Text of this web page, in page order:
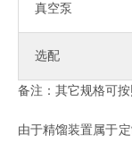
真空泵
选配
备注：其它规格可按
由于精馏装置属于